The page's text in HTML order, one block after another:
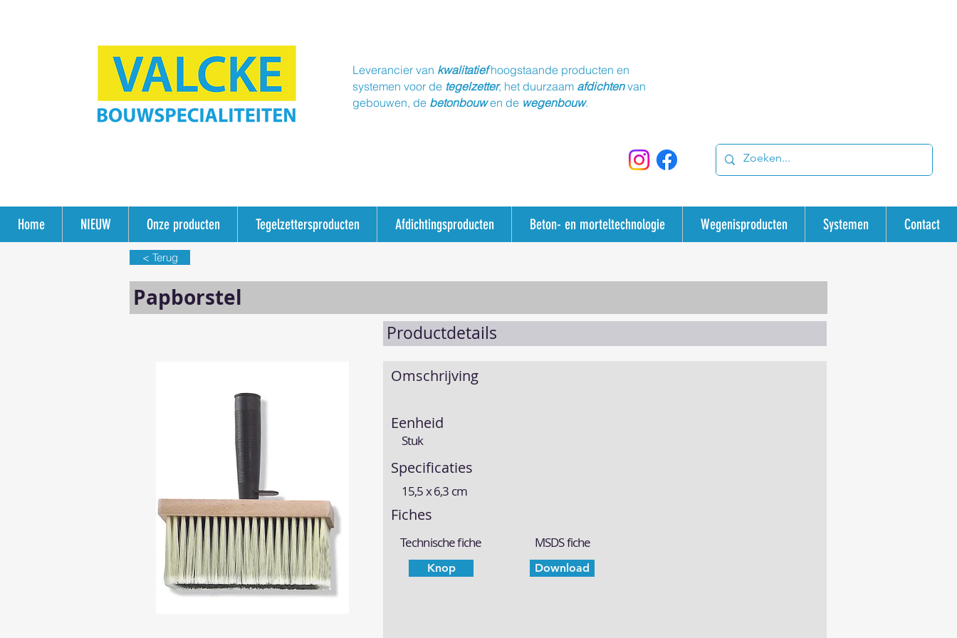
Leverancier van kwalitatiefhoogstaande producten en
systemen voor de tegelzetter, het duurzaam afdichtenvan
gebouwen, de betonbouwen de wegenbouw.
Home NIEUW Onze producten Tegelzettersproducten Afdichtingsproducten Beton- en morteltechnologie Wegenisproducten Systemen Contact
< Terug
Papborstel
Productdetails
Omschrijving
Eenheid
Stuk
Specificaties
15,5 x 6,3 cm
Fiches
Technische fiche
Knop
MSDS fiche
Download